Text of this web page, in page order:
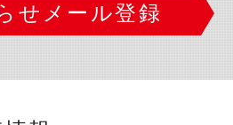
せメール登録